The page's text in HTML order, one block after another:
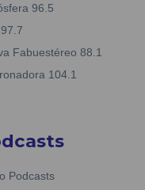
96.5
Fabuestéreo 88.1
104.1
Podcasts